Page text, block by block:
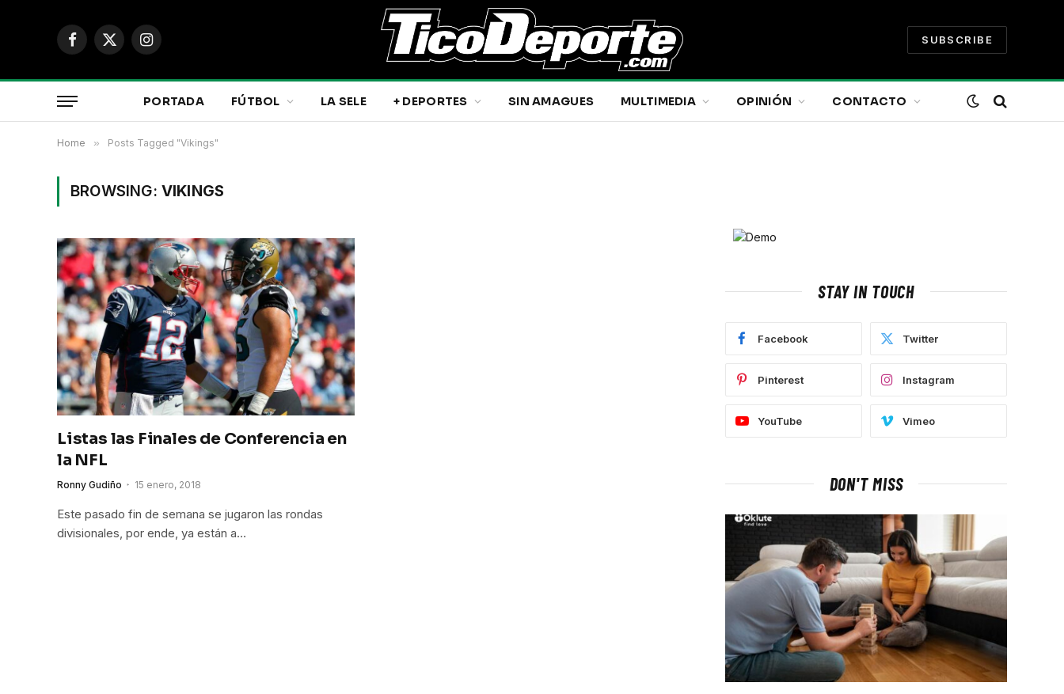
Facebook
X
Instagram
SUBSCRIBE
PORTADA FÚTBOL LA SELE + DEPORTES SIN AMAGUES MULTIMEDIA OPINIÓN CONTACTO
Home » Posts Tagged "Vikings"
BROWSING: VIKINGS
Listas las Finales de Conferencia en
la NFL
Ronny Gudiño 15 enero, 2018
Este pasado fin de semana se jugaron las rondas
divisionales, por ende, ya están a…
STAY IN TOUCH
Facebook Twitter
Pinterest Instagram
YouTube Vimeo
DON'T MISS